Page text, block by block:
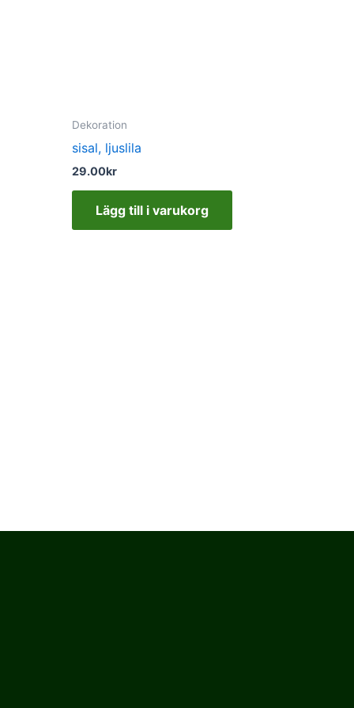
Dekoration
sisal, ljuslila
29.00kr
Lägg till i varukorg